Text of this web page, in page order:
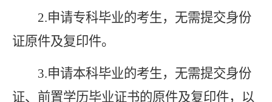
2.申请专科毕业的考生，无需提交身份
证原件及复印件。
3.申请本科毕业的考生，无需提交身份
证、前置学历毕业证书的原件及复印件，以